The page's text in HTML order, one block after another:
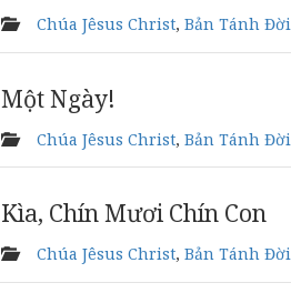
Chúa Jêsus Christ, Bản Tánh Đời
Một Ngày!
Chúa Jêsus Christ, Bản Tánh Đời
Kìa, Chín Mươi Chín Con
Chúa Jêsus Christ, Bản Tánh Đời